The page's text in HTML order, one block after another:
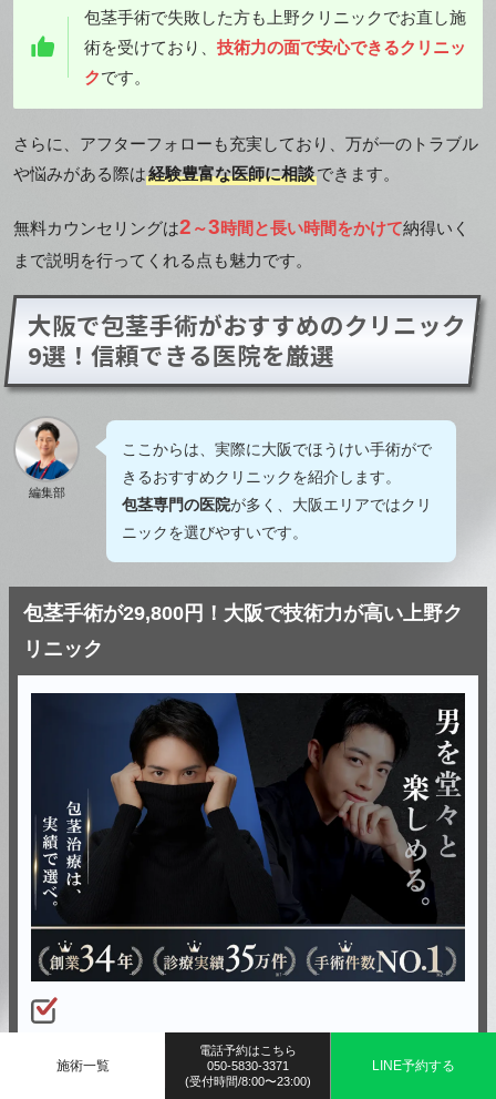
包茎手術で失敗した方も上野クリニックでお直し施
術を受けており、 技術力の面で安心できるクリニッ
クです。
さらに、アフターフォローも充実しており、万が一のトラブル
や悩みがある際は経験豊富な医師に相談できます。
無料カウンセリングは2 ～3時間と長い時間をかけて納得いく
まで説明を行ってくれる点も魅力です。
大阪で包茎手術がおすすめのクリニック
9選！信頼できる医院を厳選
編集部
ここからは、実際に大阪でほうけい手術がで
きるおすすめクリニックを紹介します。
包茎専門の医院が多く、大阪エリアではクリ
ニックを選びやすいです。
包茎手術が29,800円！大阪で技術力が高い上野ク
リニック
手術歴29年・症例数
上の実績を持つ医師が在籍◎
施術一覧
電話予約はこちら
050-5830-3371
(受付時間/8:00〜23:00)
LINE予約する